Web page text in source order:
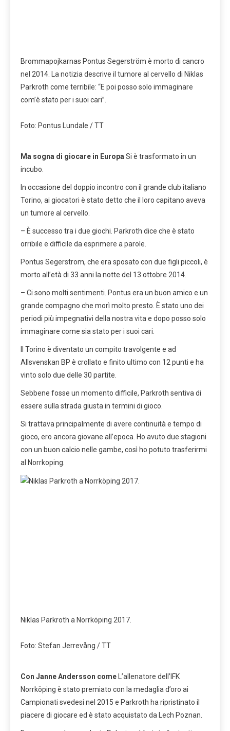
Brommapojkarnas Pontus Segerström è morto di cancro
nel 2014. La notizia descrive il tumore al cervello di Niklas
Parkroth come terribile: “E poi posso solo immaginare
com’è stato per i suoi cari”.
Foto: Pontus Lundale / TT
Ma sogna di giocare in EuropaSi è trasformato in un
incubo.
In occasione del doppio incontro con il grande club italiano
Torino, ai giocatori è stato detto che il loro capitano aveva
un tumore al cervello.
– È successo tra i due giochi. Parkroth dice che è stato
orribile e difficile da esprimere a parole.
Pontus Segerstrom, che era sposato con due figli piccoli, è
morto all’età di 33 anni la notte del 13 ottobre 2014.
– Ci sono molti sentimenti. Pontus era un buon amico e un
grande compagno che morì molto presto. È stato uno dei
periodi più impegnativi della nostra vita e dopo posso solo
immaginare come sia stato per i suoi cari.
Il Torino è diventato un compito travolgente e ad
Allsvenskan BP è crollato e finito ultimo con 12 punti e ha
vinto solo due delle 30 partite.
Sebbene fosse un momento difficile, Parkroth sentiva di
essere sulla strada giusta in termini di gioco.
Si trattava principalmente di avere continuità e tempo di
gioco, ero ancora giovane all’epoca. Ho avuto due stagioni
con un buon calcio nelle gambe, così ho potuto trasferirmi
al Norrkoping.
Niklas Parkroth a Norrköping 2017.
Foto: Stefan Jerrevång / TT
Con Janne Andersson come L’allenatore dell’IFK
Norrköping è stato premiato con la medaglia d’oro ai
Campionati svedesi nel 2015 e Parkroth ha ripristinato il
piacere di giocare ed è stato acquistato da Lech Poznan.